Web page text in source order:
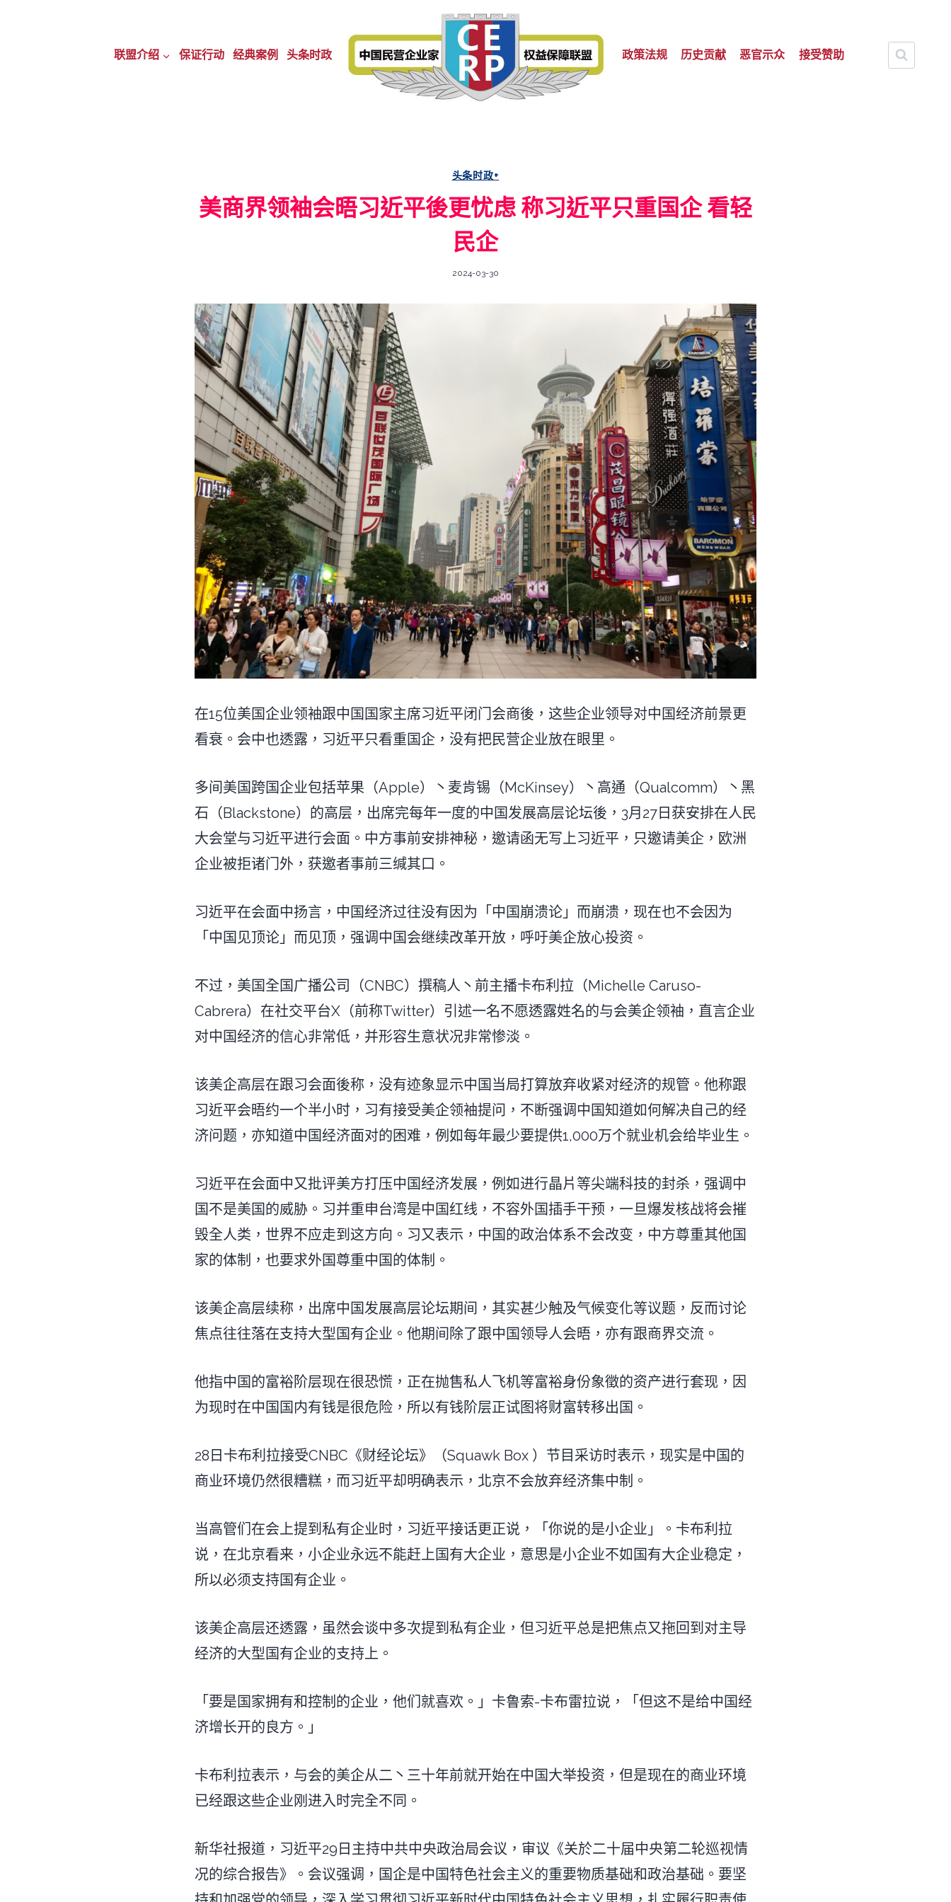
联盟介绍 保证行动 经典案例 头条时政 政策法规 历史贡献 恶官示众 接受赞助
头条时政+
美商界领袖会晤习近平後更忧虑 称习近平只重国企 看轻
民企
2024-03-30
在15位美国企业领袖跟中国国家主席习近平闭门会商後，这些企业领导对中国经济前景更
看衰。会中也透露，习近平只看重国企，没有把民营企业放在眼里。
多间美国跨国企业包括苹果（Apple）丶麦肯锡（McKinsey）丶高通（Qualcomm）丶黑
石（Blackstone）的高层，出席完每年一度的中国发展高层论坛後，3月27日获安排在人民
大会堂与习近平进行会面。中方事前安排神秘，邀请函无写上习近平，只邀请美企，欧洲
企业被拒诸门外，获邀者事前三缄其口。
习近平在会面中扬言，中国经济过往没有因为「中国崩溃论」而崩溃，现在也不会因为
「中国见顶论」而见顶，强调中国会继续改革开放，呼吁美企放心投资。
不过，美国全国广播公司（CNBC）撰稿人丶前主播卡布利拉（Michelle Caruso-
Cabrera）在社交平台X（前称Twitter）引述一名不愿透露姓名的与会美企领袖，直言企业
对中国经济的信心非常低，并形容生意状况非常惨淡。
该美企高层在跟习会面後称，没有迹象显示中国当局打算放弃收紧对经济的规管。他称跟
习近平会晤约一个半小时，习有接受美企领袖提问，不断强调中国知道如何解决自己的经
济问题，亦知道中国经济面对的困难，例如每年最少要提供1,000万个就业机会给毕业生。
习近平在会面中又批评美方打压中国经济发展，例如进行晶片等尖端科技的封杀，强调中
国不是美国的威胁。习并重申台湾是中国红线，不容外国插手干预，一旦爆发核战将会摧
毁全人类，世界不应走到这方向。习又表示，中国的政治体系不会改变，中方尊重其他国
家的体制，也要求外国尊重中国的体制。
该美企高层续称，出席中国发展高层论坛期间，其实甚少触及气候变化等议题，反而讨论
焦点往往落在支持大型国有企业。他期间除了跟中国领导人会晤，亦有跟商界交流。
他指中国的富裕阶层现在很恐慌，正在抛售私人飞机等富裕身份象徵的资产进行套现，因
为现时在中国国内有钱是很危险，所以有钱阶层正试图将财富转移出国。
28日卡布利拉接受CNBC《财经论坛》（Squawk Box ）节目采访时表示，现实是中国的
商业环境仍然很糟糕，而习近平却明确表示，北京不会放弃经济集中制。
当高管们在会上提到私有企业时，习近平接话更正说，「你说的是小企业」。卡布利拉
说，在北京看来，小企业永远不能赶上国有大企业，意思是小企业不如国有大企业稳定，
所以必须支持国有企业。
该美企高层还透露，虽然会谈中多次提到私有企业，但习近平总是把焦点又拖回到对主导
经济的大型国有企业的支持上。
「要是国家拥有和控制的企业，他们就喜欢。」卡鲁索-卡布雷拉说，「但这不是给中国经
济增长开的良方。」
卡布利拉表示，与会的美企从二丶三十年前就开始在中国大举投资，但是现在的商业环境
已经跟这些企业刚进入时完全不同。
新华社报道，习近平29日主持中共中央政治局会议，审议《关於二十届中央第二轮巡视情
况的综合报告》。会议强调，国企是中国特色社会主义的重要物质基础和政治基础。要坚